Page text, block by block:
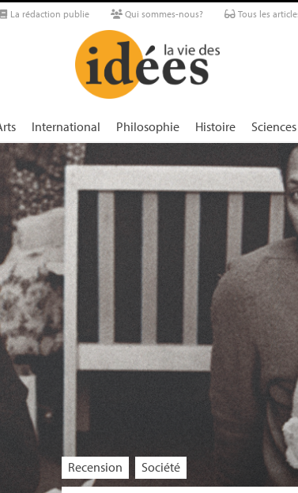
La rédaction publie Qui sommes-nous? Tous les
International Philosophie Histoire Sciences
Recension Société